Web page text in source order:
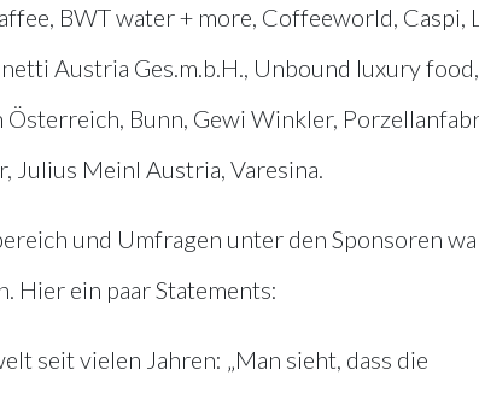
BWT water + more, Coffeeworld, Caspi, L.
Austria Ges.m.b.H., Unbound luxury food,
Österreich, Bunn, Gewi Winkler,
Julius Meinl Austria, Varesina.
und Umfragen unter den Sponsoren
Hier ein paar Statements:
seit vielen Jahren: „Man sieht, dass die